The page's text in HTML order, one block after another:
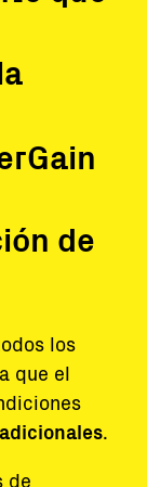
de
los
que el
.
de